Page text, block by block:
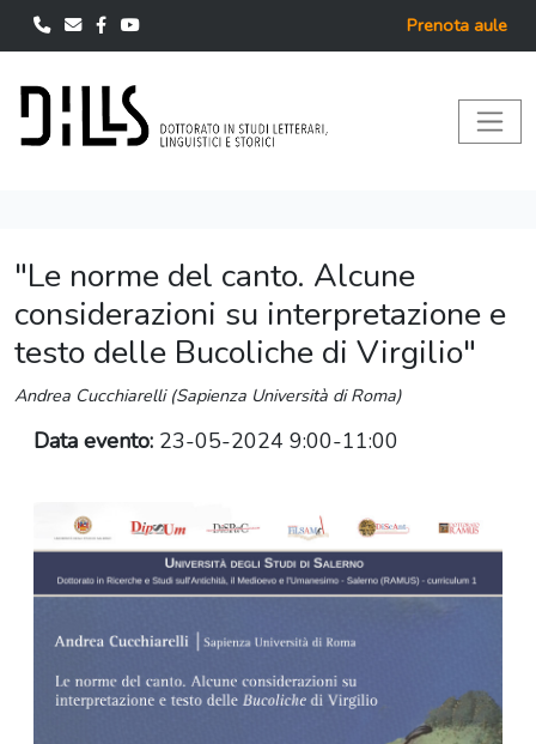
Prenota aule
"Le norme del canto. Alcune
considerazioni su interpretazione e
testo delle Bucoliche di Virgilio"
Andrea Cucchiarelli (Sapienza Università di Roma)
Data evento: 23-05-2024 9:00-11:00